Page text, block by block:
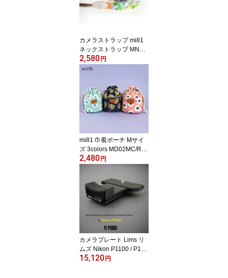
LCE-9M3 TB06A93-BK
カメラストラップ mi81
ネックストラップ MN01
9CA Colorful Animals カ
ラフル アニマルズ おし
ton Neck Strap ミラーレ
スカメラ 一眼レフ デジ
タルカメラ 動物 柄 スト
ラップ ファッション デ
アクセサリ カメラ女子
2,580円
mi81 巾着ポーチ Mサイ
ズ 3colors MD02MC/RC/
BC ポーチ コットン カメ
otton Printed Pouch おし
ゃれ かわいい 巾着 きん
ちゃく袋 カメラ女子 メ
ンズ レディース 女子 フ
ァッション デザイン ca
mera pouch lens pouch
クリックポスト発送!送料
無料
2,480円
カメラプレート Lims リ
ムズ Nikon P1100 / P100
0用 クイックリリースプ
15,120円